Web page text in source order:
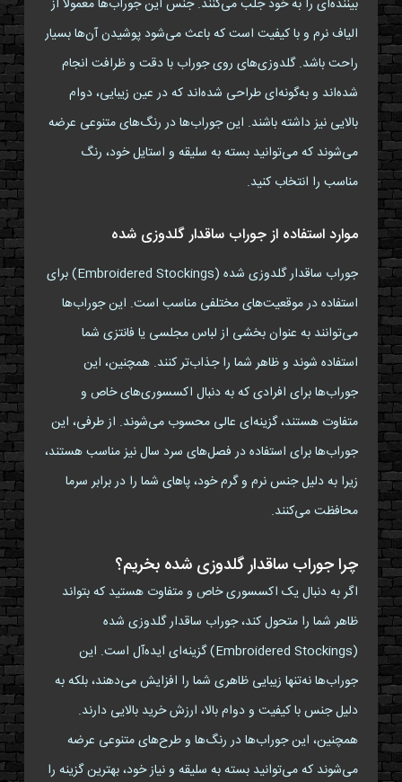
بیننده‌ای را به خود جلب می‌کنند. جنس این جوراب‌ها معمولاً از
الیاف نرم و با کیفیت است که باعث می‌شود پوشیدن آن‌ها بسیار
راحت باشد. گلدوزی‌های روی جوراب با دقت و ظرافت انجام
شده‌اند و به‌گونه‌ای طراحی شده‌اند که در عین زیبایی، دوام
بالایی نیز داشته باشند. این جوراب‌ها در رنگ‌های متنوعی عرضه
می‌شوند که می‌توانید بسته به سلیقه و استایل خود، رنگ
مناسب را انتخاب کنید.
موارد استفاده از جوراب ساقدار گلدوزی شده
جوراب ساقدار گلدوزی شده (Embroidered Stockings) برای
استفاده در موقعیت‌های مختلفی مناسب است. این جوراب‌ها
می‌توانند به عنوان بخشی از لباس مجلسی یا فانتزی شما
استفاده شوند و ظاهر شما را جذاب‌تر کنند. همچنین، این
جوراب‌ها برای افرادی که به دنبال اکسسوری‌های خاص و
متفاوت هستند، گزینه‌ای عالی محسوب می‌شوند. از طرفی، این
جوراب‌ها برای استفاده در فصل‌های سرد سال نیز مناسب هستند،
زیرا به دلیل جنس نرم و گرم خود، پاهای شما را در برابر سرما
محافظت می‌کنند.
چرا جوراب ساقدار گلدوزی شده بخریم؟
اگر به دنبال یک اکسسوری خاص و متفاوت هستید که بتواند
ظاهر شما را متحول کند، جوراب ساقدار گلدوزی شده
(Embroidered Stockings) گزینه‌ای ایده‌آل است. این
جوراب‌ها نه‌تنها زیبایی ظاهری شما را افزایش می‌دهند، بلکه به
دلیل جنس با کیفیت و دوام بالا، ارزش خرید بالایی دارند.
همچنین، این جوراب‌ها در رنگ‌ها و طرح‌های متنوعی عرضه
می‌شوند که می‌توانید بسته به سلیقه و نیاز خود، بهترین گزینه را